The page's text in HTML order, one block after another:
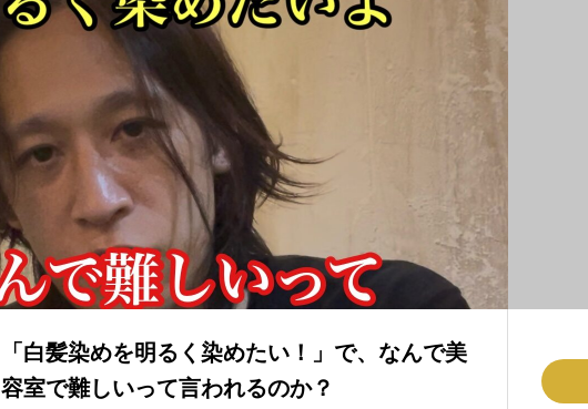
「白髪染めを明るく染めたい！」で、なんで美
容室で難しいって言われるのか？